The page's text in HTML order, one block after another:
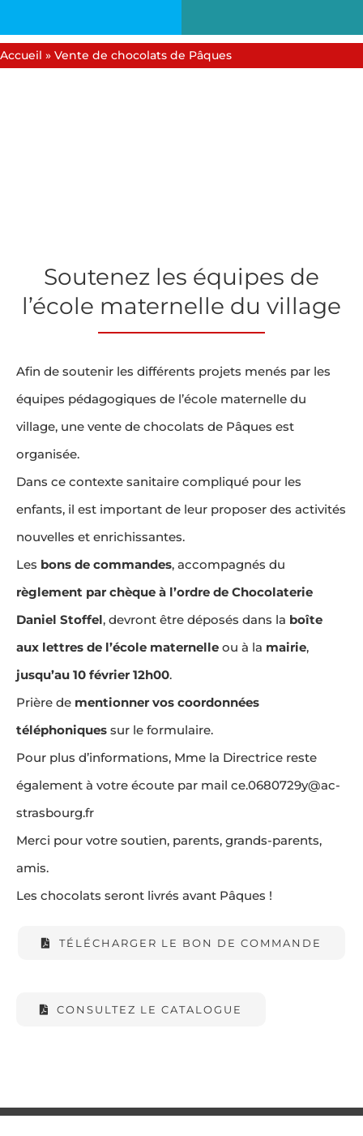
Accueil » Vente de chocolats de Pâques
Soutenez les équipes de
l’école maternelle du village
Afin de soutenir les différents projets menés par les
équipes pédagogiques de l’école maternelle du
village, une vente de chocolats de Pâques est
organisée.
Dans ce contexte sanitaire compliqué pour les
enfants, il est important de leur proposer des activités
nouvelles et enrichissantes.
Les bons de commandes, accompagnés du
règlement par chèque à l’ordre de Chocolaterie
Daniel Stoffel, devront être déposés dans la boîte
aux lettres de l’école maternelle ou à la mairie,
jusqu’au 10 février 12h00.
Prière de mentionner vos coordonnées
téléphoniques sur le formulaire.
Pour plus d’informations, Mme la Directrice reste
également à votre écoute par mail ce.0680729y@ac-
strasbourg.fr
Merci pour votre soutien, parents, grands-parents,
amis.
Les chocolats seront livrés avant Pâques !
TÉLÉCHARGER LE BON DE COMMANDE
CONSULTEZ LE CATALOGUE